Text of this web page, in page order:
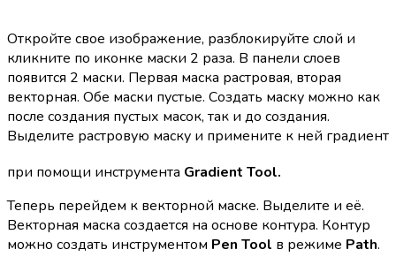
Откройте свое изображение, разблокируйте слой и
кликните по иконке маски 2 раза. В панели слоев
появится 2 маски. Первая маска растровая, вторая
векторная. Обе маски пустые. Создать маску можно как
после создания пустых масок, так и до создания.
Выделите растровую маску и примените к ней градиент
при помощи инструмента Gradient Tool.
Теперь перейдем к векторной маске. Выделите и её.
Векторная маска создается на основе контура. Контур
можно создать инструментом Pen Tool в режиме Path.